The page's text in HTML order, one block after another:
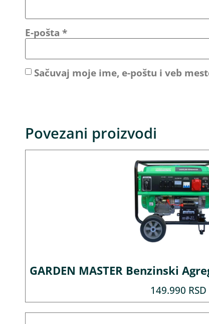
E-pošta *
Sačuvaj moje ime, e-poštu i veb
Povezani proizvodi
GARDEN MASTER Benzinski
149.990 RSD